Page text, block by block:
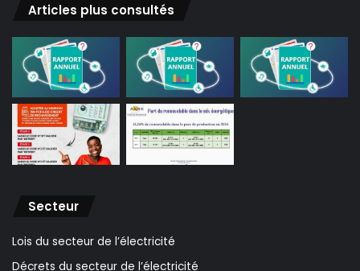
Articles plus consultés
Secteur
Lois du secteur de l’électricité
Décrets du secteur de l’électricité